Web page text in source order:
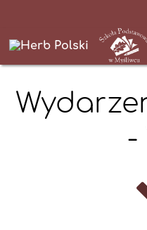
Wydarzenia
-